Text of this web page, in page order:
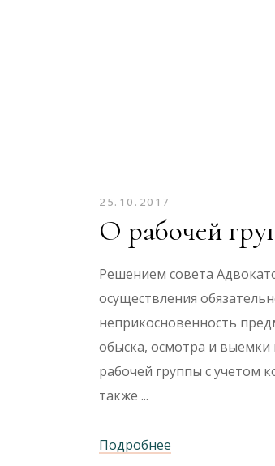
25.10.2017
О рабочей
Решением совета
осуществления
неприкосновенность
обыска, осмотра и выемки
рабочей группы с учетом
также
Подробнее